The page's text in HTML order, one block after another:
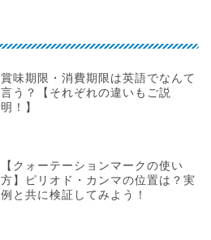
賞味期限・消費期限は英語でなんて
言う？【それぞれの違いもご説
明！】
【クォーテーションマークの使い
方】ピリオド・カンマの位置は？実
例と共に検証してみよう！